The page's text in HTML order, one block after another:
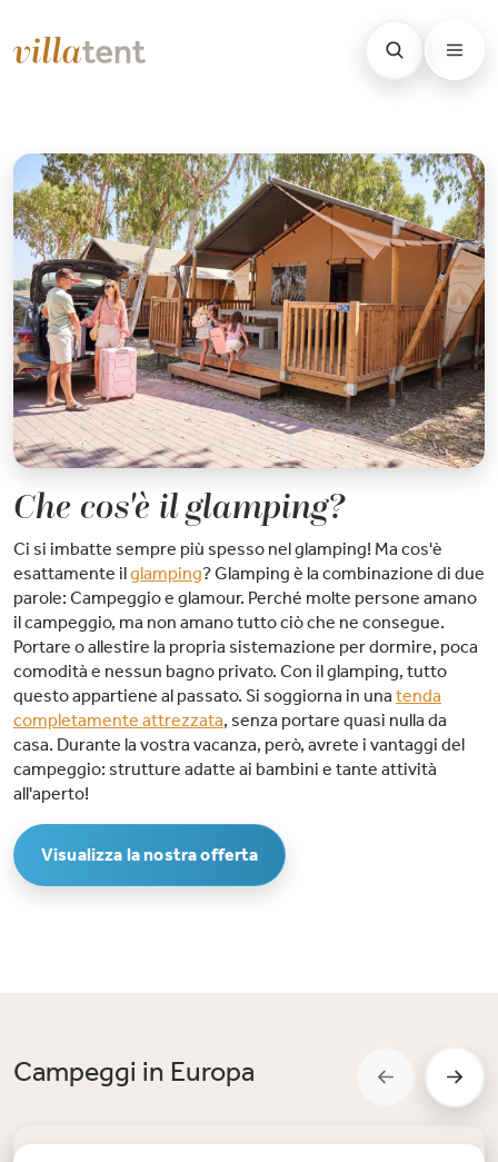
Che cos'è il glamping?
Ci si imbatte sempre più spesso nel glamping! Ma cos'è
esattamente ilglamping? Glamping è la combinazione di due
parole: Campeggio e glamour. Perché molte persone amano
il campeggio, ma non amano tutto ciò che ne consegue.
Portare o allestire la propria sistemazione per dormire, poca
comodità e nessun bagno privato. Con il glamping, tutto
questo appartiene al passato. Si soggiorna in una tenda
completamente attrezzata, senza portare quasi nulla da
casa. Durante la vostra vacanza, però, avrete i vantaggi del
campeggio: strutture adatte ai bambini e tante attività
all'aperto!
Visualizza la nostra offerta
Campeggi in Europa